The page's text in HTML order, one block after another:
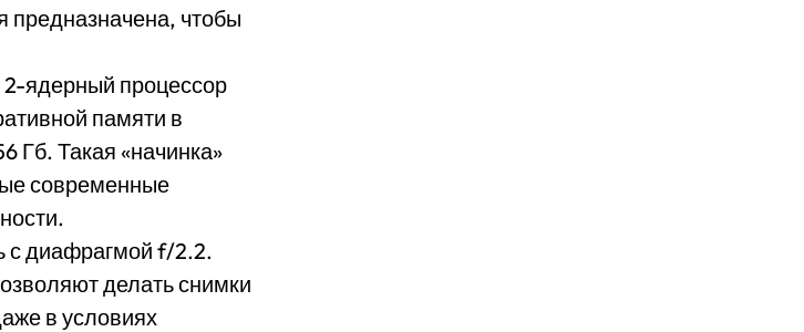
чтобы
ядерный процессор
памяти в
Гб. Такая «начинка»
современные
с диафрагмой f/2.2.
делать снимки
в условиях